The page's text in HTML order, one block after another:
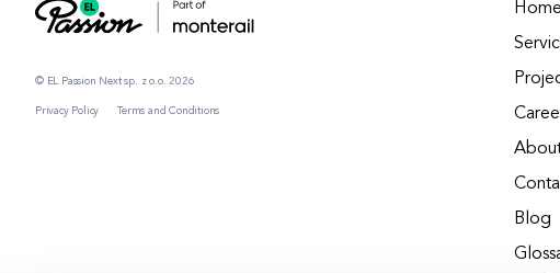
© EL Passion Next sp. z o.o. 2026
Privacy Policy Terms and Conditions
Home
Blog